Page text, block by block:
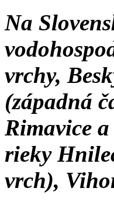
Na
vrchy,
(západná
Rimavice
rieky
vrch),